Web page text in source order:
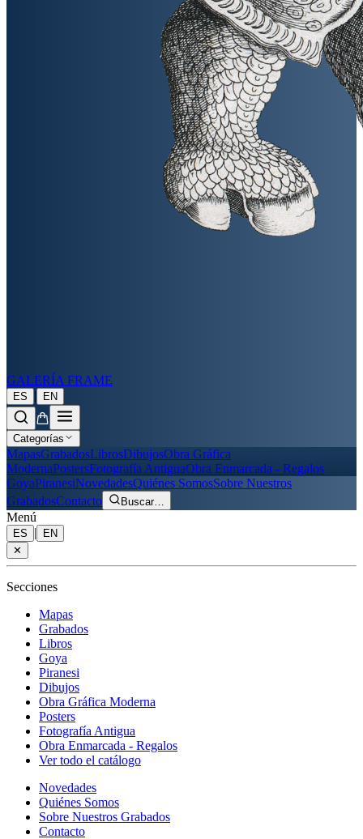
GALERÍA FRAME
ES | EN
Categorías
MapasGrabadosLibrosDibujosObra Gráfica
ModernaPostersFotografía AntiguaObra Enmarcada - Regalos
GoyaPiranesiNovedadesQuiénes SomosSobre Nuestros
GrabadosContacto Buscar…
Menú
ES |
EN
✕
Secciones
Mapas
Grabados
Libros
Goya
Piranesi
Dibujos
Obra Gráfica Moderna
Posters
Fotografía Antigua
Obra Enmarcada - Regalos
Ver todo el catálogo
Novedades
Quiénes Somos
Sobre Nuestros Grabados
Contacto